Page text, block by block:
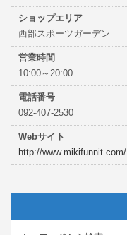
ショップエリア
西部スポーツガーデン
営業時間
10:00～20:00
電話番号
092-407-2530
Webサイト
http://www.mikifunnit.com/